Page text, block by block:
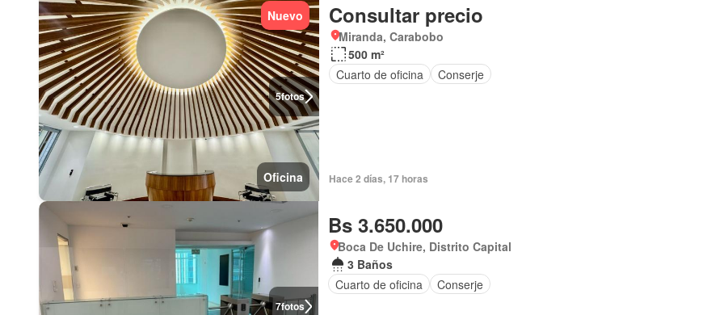
5fotos
Nuevo
Oficina
Consultar precio
Miranda, Carabobo
500 m²
Cuarto de oficina
Conserje
Hace 2 días, 17 horas
7fotos
Bs 3.650.000
Boca De Uchire, Distrito Capital
3 Baños
Cuarto de oficina
Conserje